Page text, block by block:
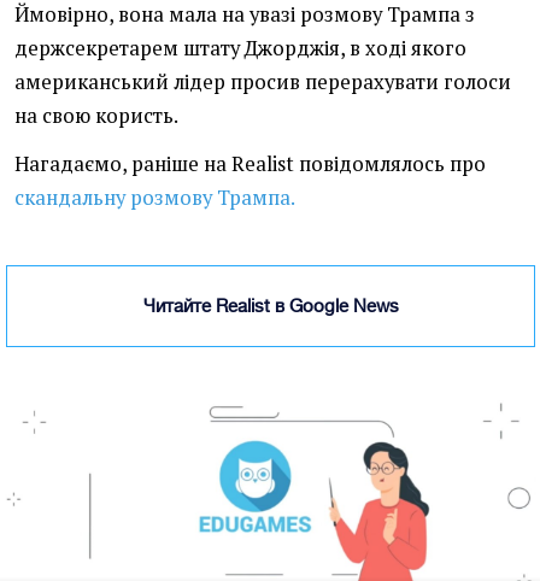
Ймовірно, вона мала на увазі розмову Трампа з
держсекретарем штату Джорджія, в ході якого
американський лідер просив перерахувати голоси
на свою користь.
Нагадаємо, раніше на Realist повідомлялось про
скандальну розмову Трампа.
Читайте Realist в Google News